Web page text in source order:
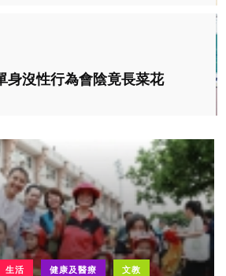
身沒性行為會陰竟長菜花
生活 健康及醫療 文教